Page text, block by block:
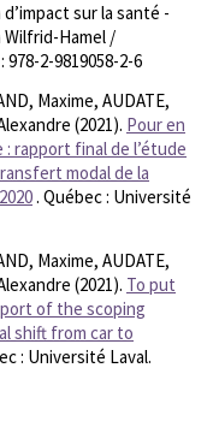
sur la santé -
Wilfrid-Hamel /
2-9819058-2-6
Maxime, AUDATE,
(2021). Pour en
rapport final de l’étude
modal de la
. Québec : Université
Maxime, AUDATE,
(2021). To put
of the scoping
shift from car to
: Université Laval.